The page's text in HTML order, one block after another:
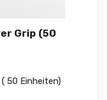
Grip (50
50 Einheiten)